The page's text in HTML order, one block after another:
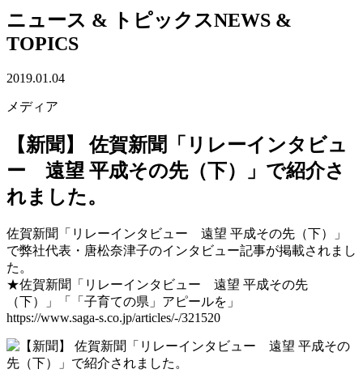
ニュース & トピックスNEWS &
TOPICS
2019.01.04
メディア
【新聞】 佐賀新聞「リレーインタビュ
ー 遠望 平成その先（下）」で紹介さ
れました。
佐賀新聞「リレーインタビュー 遠望 平成その先（下）」
で弊社代表・唐松奈津子のインタビュー記事が掲載されまし
た。
★佐賀新聞「リレーインタビュー 遠望 平成その先
（下）」「「子育ての県」アピールを」
https://www.saga-s.co.jp/articles/-/321520